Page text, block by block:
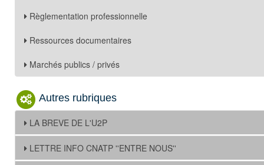
Règlementation professionnelle
Ressources documentaires
Marchés publics / privés
Autres rubriques
LA BREVE DE L'U2P
LETTRE INFO CNATP ''ENTRE NOUS''